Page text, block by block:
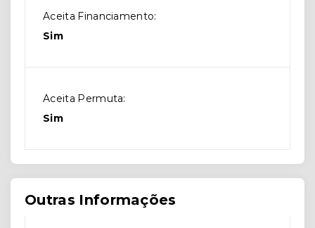
Aceita Financiamento:
Sim
Aceita Permuta:
Sim
Outras Informações